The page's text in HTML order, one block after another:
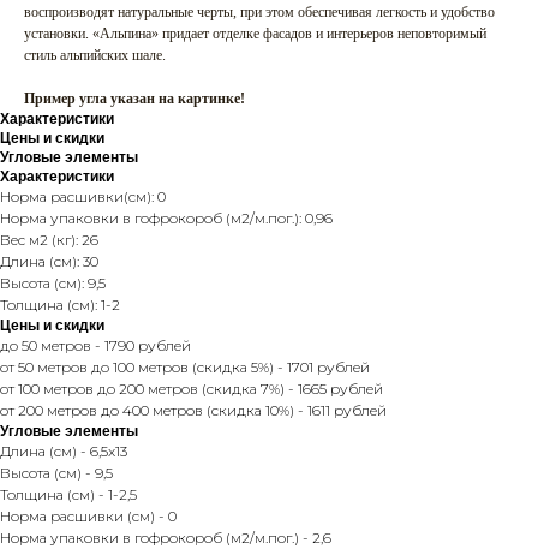
воспроизводят натуральные черты, при этом обеспечивая легкость и удобство
установки. «Альпина» придает отделке фасадов и интерьеров неповторимый
стиль альпийских шале.
Пример угла указан на картинке!
Характеристики
Цены и скидки
Угловые элементы
Характеристики
Норма расшивки(см): 0
Норма упаковки в гофрокороб (м2/м.пог.): 0,96
Вес м2 (кг): 26
Длина (см): 30
Высота (см): 9,5
Толщина (см): 1-2
Цены и скидки
до 50 метров - 1790 рублей
от 50 метров до 100 метров (скидка 5%) - 1701 рублей
от 100 метров до 200 метров (скидка 7%) - 1665 рублей
от 200 метров до 400 метров (скидка 10%) - 1611 рублей
Угловые элементы
Длина (см) - 6,5x13
Высота (см) - 9,5
Толщина (см) - 1-2,5
Норма расшивки (см) - 0
Норма упаковки в гофрокороб (м2/м.пог.) - 2,6